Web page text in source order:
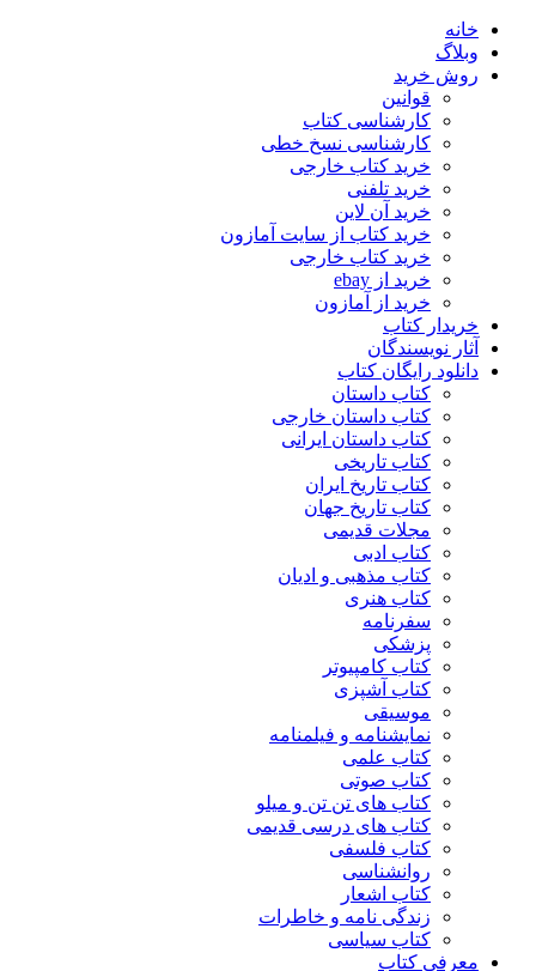
خانه
وبلاگ
روش خرید
قوانین
کارشناسی کتاب
کارشناسی نسخ خطی
خرید کتاب خارجی
خرید تلفنی
خرید آن لاین
خرید کتاب از سایت آمازون
خرید کتاب خارجی
خرید از ebay
خرید از آمازون
خریدار کتاب
آثار نویسندگان
دانلود رایگان کتاب
کتاب داستان
کتاب داستان خارجی
کتاب داستان ایرانی
کتاب تاریخی
کتاب تاریخ ایران
کتاب تاریخ جهان
مجلات قدیمی
کتاب ادبی
کتاب مذهبی و ادیان
کتاب هنری
سفرنامه
پزشکی
کتاب کامپیوتر
کتاب آشپزی
موسیقی
نمایشنامه و فیلمنامه
کتاب علمی
کتاب صوتی
کتاب های تن تن و میلو
کتاب های درسی قدیمی
کتاب فلسفی
روانشناسی
کتاب اشعار
زندگی نامه و خاطرات
کتاب سیاسی
معرفی کتاب